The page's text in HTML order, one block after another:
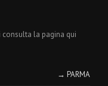
la pagina qui
→ PARMA